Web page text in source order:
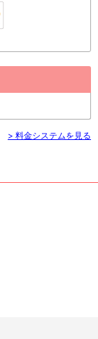
> 料金システムを見る